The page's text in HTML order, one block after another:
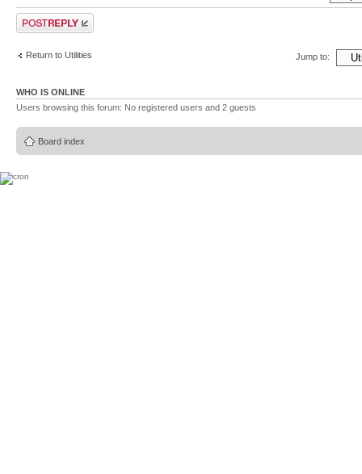
Post a reply
Return to Utilities Jump to:
WHO IS ONLINE
Users browsing this forum: No registered users and 2 guests
Board index